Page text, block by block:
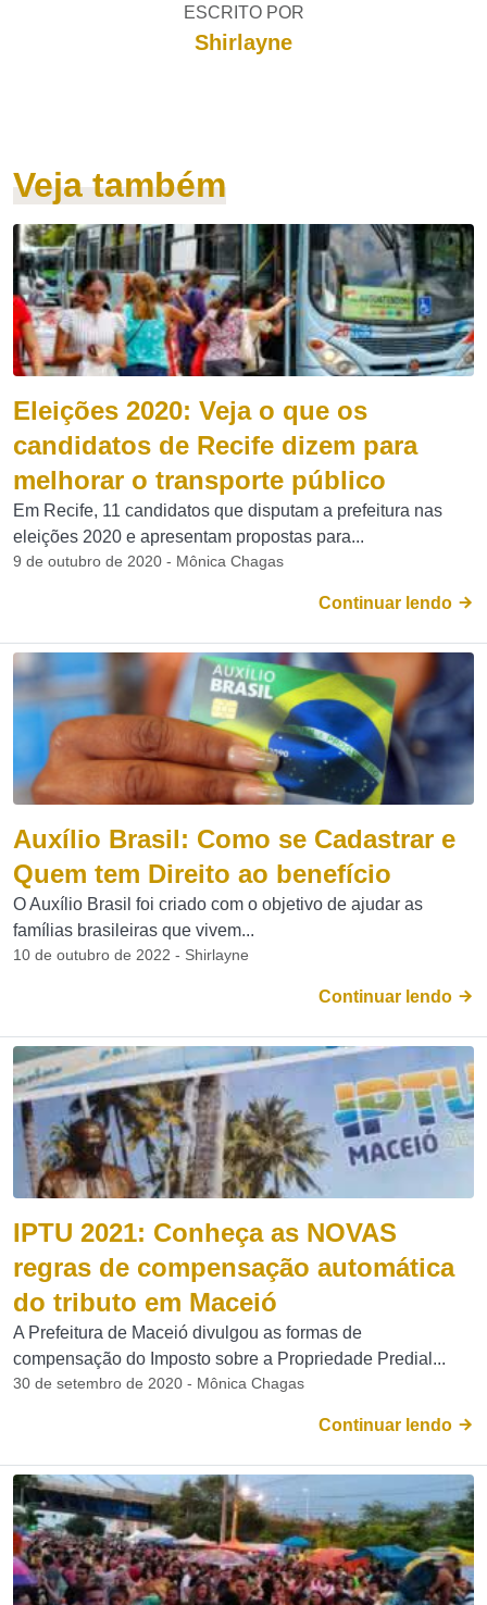
ESCRITO POR
Shirlayne
Veja também
Eleições 2020: Veja o que os
candidatos de Recife dizem para
melhorar o transporte público
Em Recife, 11 candidatos que disputam a prefeitura nas
eleições 2020 e apresentam propostas para...
9 de outubro de 2020 - Mônica Chagas
Continuar lendo
Auxílio Brasil: Como se Cadastrar e
Quem tem Direito ao benefício
O Auxílio Brasil foi criado com o objetivo de ajudar as
famílias brasileiras que vivem...
10 de outubro de 2022 - Shirlayne
Continuar lendo
IPTU 2021: Conheça as NOVAS
regras de compensação automática
do tributo em Maceió
A Prefeitura de Maceió divulgou as formas de
compensação do Imposto sobre a Propriedade Predial...
30 de setembro de 2020 - Mônica Chagas
Continuar lendo